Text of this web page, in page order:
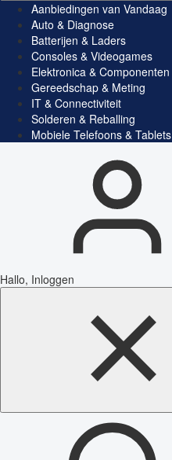
Aanbiedingen van Vandaag
Auto & Diagnose
Batterijen & Laders
Consoles & Videogames
Elektronica & Componenten
Gereedschap & Meting
IT & Connectiviteit
Solderen & Reballing
Mobiele Telefoons & Tablets
Hallo, Inloggen